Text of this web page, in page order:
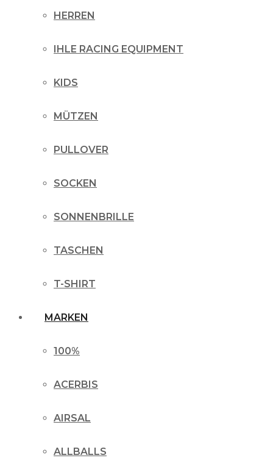
HERREN
IHLE RACING EQUIPMENT
KIDS
MÜTZEN
PULLOVER
SOCKEN
SONNENBRILLE
TASCHEN
T-SHIRT
MARKEN
100%
ACERBIS
AIRSAL
ALLBALLS